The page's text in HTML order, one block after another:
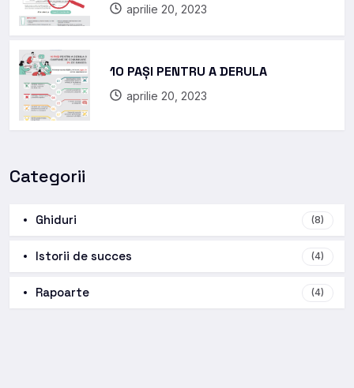
aprilie 20, 2023
10 PAȘI PENTRU A DERULA
aprilie 20, 2023
Categorii
Ghiduri (8)
Istorii de succes (4)
Rapoarte (4)